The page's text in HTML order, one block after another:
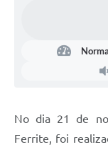
No dia 21 de
Ferrite, foi